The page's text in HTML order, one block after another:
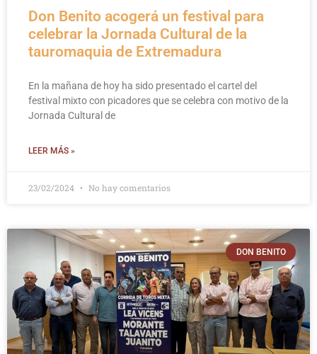
Don Benito acogerá un festival para
celebrar la Jornada Cultural de la
tauromaquia de Extremadura
En la mañana de hoy ha sido presentado el cartel del
festival mixto con picadores que se celebra con motivo de la
Jornada Cultural de
LEER MÁS »
23/02/2024 No hay comentarios
DON BENITO